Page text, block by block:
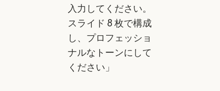
入力してください。
スライド 8 枚で構成
し、プロフェッショ
ナルなトーンにして
ください」